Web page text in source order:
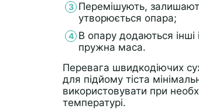
Перемішують,
утворюється опара;
В опару додаються інші
пружна маса.
Перевага швидкодіючих
для підйому тіста
використовувати при
температурі.